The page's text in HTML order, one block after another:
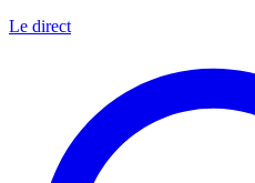
Le direct